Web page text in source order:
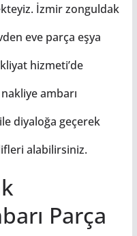
İzmir zonguldak
eve parça eşya
hizmeti’de
ambarı
diyaloğa geçerek
alabilirsiniz.
Parça